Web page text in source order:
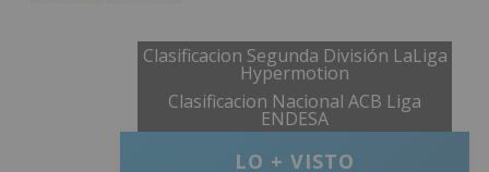
Clasificacion Segunda División LaLiga
Hypermotion
Clasificacion Nacional ACB Liga
ENDESA
LO + VISTO